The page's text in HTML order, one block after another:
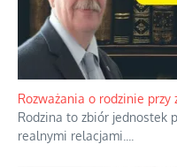
Rozważania o rodzinie przy
Rodzina to zbiór jednostek
realnymi relacjami.